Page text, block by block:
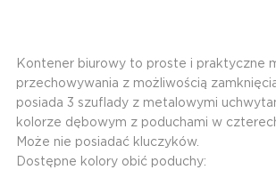
Kontener biurowy to proste i praktyczne
przechowywania z możliwością
posiada 3 szuflady z metalowymi
kolorze dębowym z poduchami w
Może nie posiadać kluczyków.
Dostępne kolory obić poduchy: